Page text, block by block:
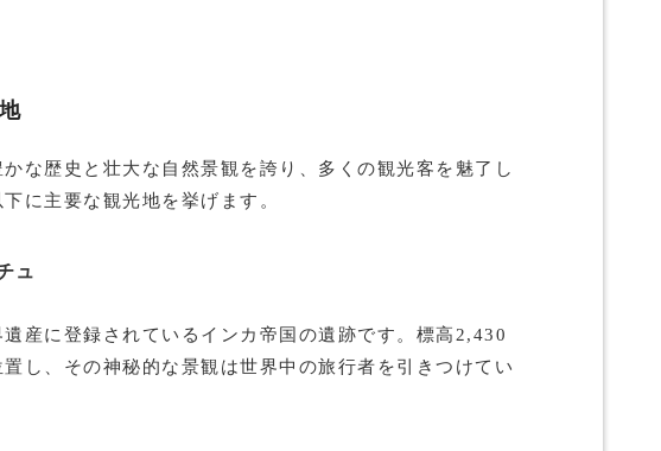
な歴史と壮大な自然景観を誇り、多くの観光客を魅了し
に主要な観光地を挙げます。
ュ
産に登録されているインカ帝国の遺跡です。標高2,430
置し、その神秘的な景観は世界中の旅行者を引きつけてい